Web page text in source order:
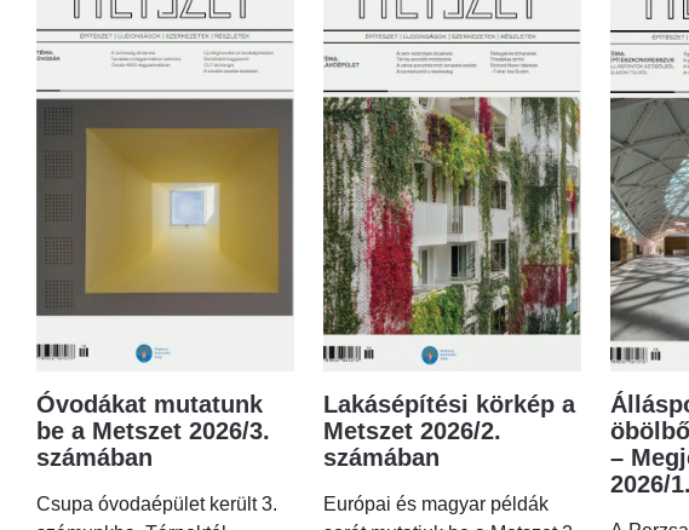
Óvodákat mutatunk
be a Metszet 2026/3.
számában
Csupa óvodaépület került 3.
Lakásépítési körkép a
Metszet 2026/2.
számában
Európai és magyar példák
–
2026/